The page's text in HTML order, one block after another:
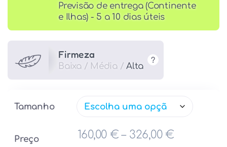
Previsão de entrega (Continente
e Ilhas) - 5 a 10 dias úteis
Firmeza
?
Baixa / Média / Alta
Tamanho
Preço 160,00 € – 326,00€Price